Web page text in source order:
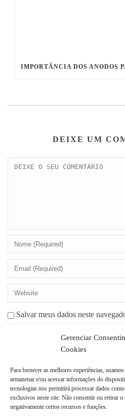
Gerenciar
Cookies
Para fornecer as melhores experiências,
armazenar e/ou acessar informações do
tecnologias nos permitirá processar dados
exclusivos neste site. Não consentir ou retirar o
negativamente certos recursos e funções.
DEIXE UM
Salvar meus dados neste